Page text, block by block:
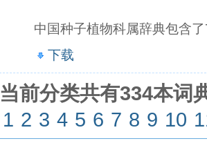
中国种子植物科属辞典包含
下载
当前分类共有334本词
1 2 3 4 5 6 7 8 9 10